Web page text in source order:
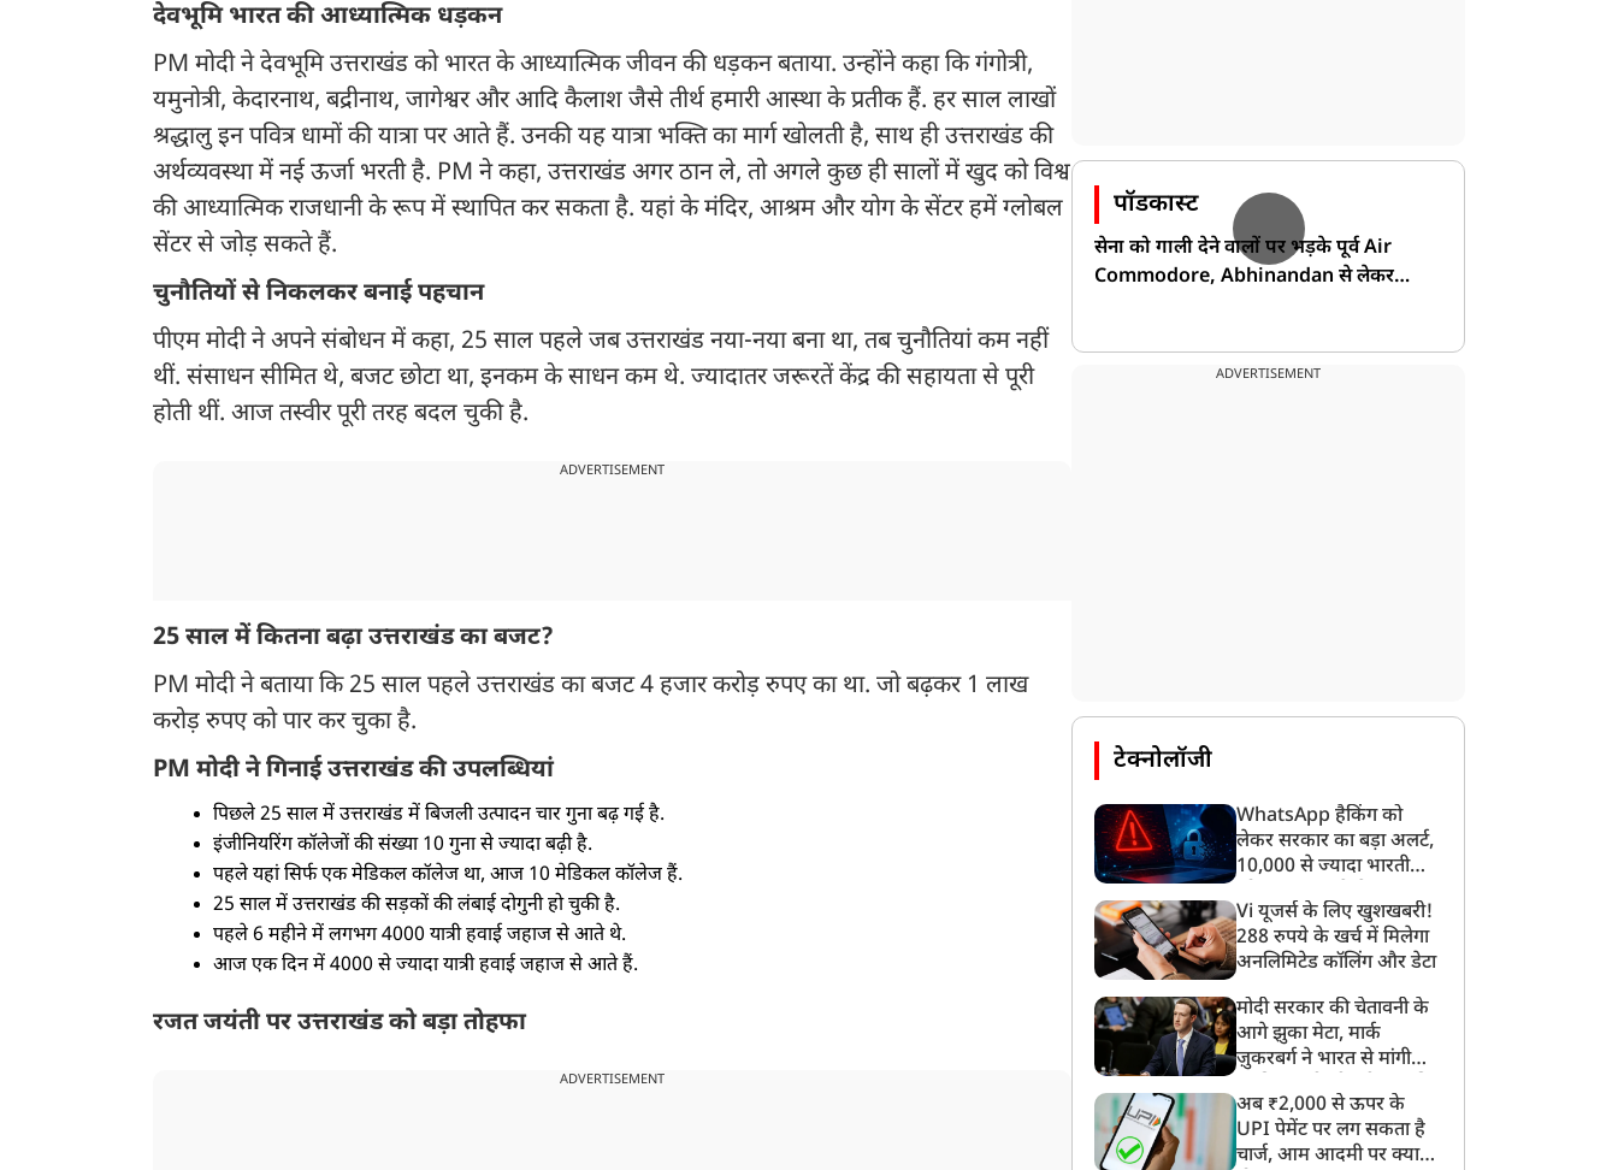
देवभूमि भारत की आध्यात्मिक धड़कन
PM मोदी ने देवभूमि उत्तराखंड को भारत के आध्यात्मिक जीवन की धड़कन बताया. उन्होंने कहा कि गंगोत्री,
यमुनोत्री, केदारनाथ, बद्रीनाथ, जागेश्वर और आदि कैलाश जैसे तीर्थ हमारी आस्था के प्रतीक हैं. हर साल लाखों
श्रद्धालु इन पवित्र धामों की यात्रा पर आते हैं. उनकी यह यात्रा भक्ति का मार्ग खोलती है, साथ ही उत्तराखंड की
अर्थव्यवस्था में नई ऊर्जा भरती है. PM ने कहा, उत्तराखंड अगर ठान ले, तो अगले कुछ ही सालों में खुद को विश्व
की आध्यात्मिक राजधानी के रूप में स्थापित कर सकता है. यहां के मंदिर, आश्रम और योग के सेंटर हमें ग्लोबल
सेंटर से जोड़ सकते हैं.
चुनौतियों से निकलकर बनाई पहचान
पीएम मोदी ने अपने संबोधन में कहा, 25 साल पहले जब उत्तराखंड नया-नया बना था, तब चुनौतियां कम नहीं
थीं. संसाधन सीमित थे, बजट छोटा था, इनकम के साधन कम थे. ज्यादातर जरूरतें केंद्र की सहायता से पूरी
होती थीं. आज तस्वीर पूरी तरह बदल चुकी है.
ADVERTISEMENT
25 साल में कितना बढ़ा उत्तराखंड का बजट?
PM मोदी ने बताया कि 25 साल पहले उत्तराखंड का बजट 4 हजार करोड़ रुपए का था. जो बढ़कर 1 लाख
करोड़ रुपए को पार कर चुका है.
PM मोदी ने गिनाई उत्तराखंड की उपलब्धियां
पिछले 25 साल में उत्तराखंड में बिजली उत्पादन चार गुना बढ़ गई है.
इंजीनियरिंग कॉलेजों की संख्या 10 गुना से ज्यादा बढ़ी है.
पहले यहां सिर्फ एक मेडिकल कॉलेज था, आज 10 मेडिकल कॉलेज हैं.
25 साल में उत्तराखंड की सड़कों की लंबाई दोगुनी हो चुकी है.
पहले 6 महीने में लगभग 4000 यात्री हवाई जहाज से आते थे.
आज एक दिन में 4000 से ज्यादा यात्री हवाई जहाज से आते हैं.
रजत जयंती पर उत्तराखंड को बड़ा तोहफा
ADVERTISEMENT
पॉडकास्ट
सेना को गाली देने वालों पर भड़के पूर्व Air
Commodore, Abhinandan से लेकर
ADVERTISEMENT
टेक्नोलॉजी
WhatsApp हैकिंग को
लेकर सरकार का बड़ा अलर्ट,
10,000 से ज्यादा भारतीयों
गया
Vi यूजर्स के लिए खुशखबरी!
288 रुपये के खर्च में मिलेगा
अनलिमिटेड कॉलिंग और डेटा
मोदी सरकार की चेतावनी के
आगे झुका मेटा, मार्क
ज़ुकरबर्ग ने भारत से मांगी
अब ₹2,000 से ऊपर के
UPI पेमेंट पर लग सकता है
चार्ज, आम आदमी पर क्या